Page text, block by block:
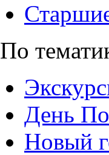
По
День
Новый